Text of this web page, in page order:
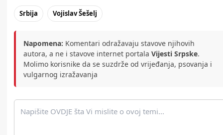
Srbija Vojislav Šešelj
Napomena: Komentari odražavaju stavove njihovih
autora, a ne i stavove internet portala Vijesti Srpske.
Molimo korisnike da se suzdrže od vrijeđanja, psovanja i
vulgarnog izražavanja